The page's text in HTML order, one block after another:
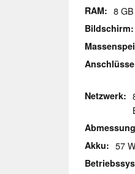
RAM 8 GB
Bildschirm
Anschlüsse
Netzwerk
Akku 57